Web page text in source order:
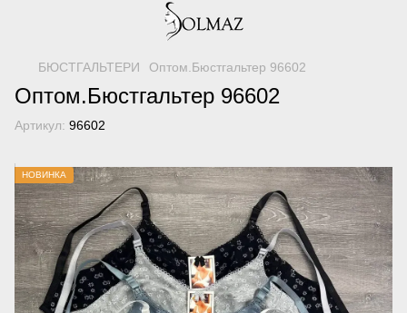
БЮСТГАЛЬТЕРИ Оптом.Бюстгальтер 96602
Оптом.Бюстгальтер 96602
Артикул: 96602
НОВИНКА